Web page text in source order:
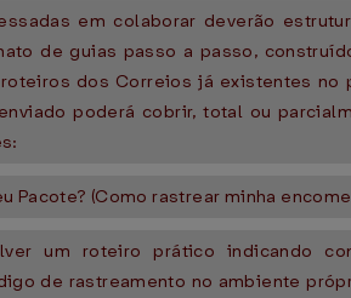
em colaborar deverão
de guias passo a passo,
dos Correios já existentes no
poderá cobrir, total ou
Pacote? (Como rastrear minha
um roteiro prático indicando
de rastreamento no ambiente